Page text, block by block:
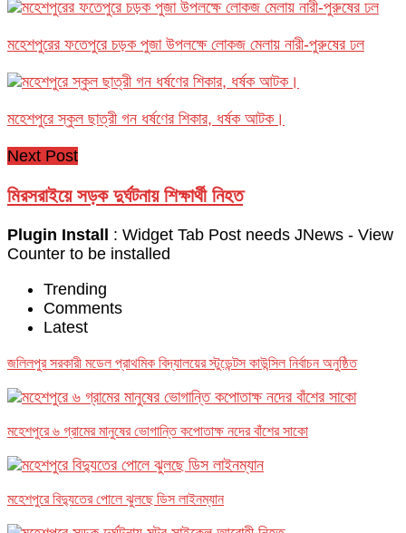
মহেশপুরের ফতেপুরে চড়ক পুজা উপলক্ষে লোকজ মেলায় নারী-পুরুষের ঢল
মহেশপুরে স্কুল ছাত্রী গন ধর্ষণের শিকার, ধর্ষক আটক।
Next Post
মিরসরাইয়ে সড়ক দুর্ঘটনায় শিক্ষার্থী নিহত
Plugin Install : Widget Tab Post needs JNews - View
Counter to be installed
Trending
Comments
Latest
জলিলপুর সরকারী মডেল প্রাথমিক বিদ্যালয়ের স্টুডেন্টস কাউন্সিল নির্বাচন অনুষ্ঠিত
মহেশপুরে ৬ গ্রামের মানুষের ভোগান্তি কপোতাক্ষ নদের বাঁশের সাকো
মহেশপুরে বিদ্যুতের পোলে ঝুলছে ডিস লাইনম্যান